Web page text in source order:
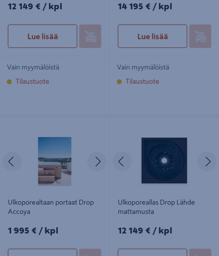
12149€/kpl
12 149 € / kpl
Lue lisää
Vain myymälöistä
Tilaustuote
14195€/kpl
14 195 € / kpl
Lue lisää
Vain myymälöistä
Tilaustuote
Edellinen Seuraava
Ulkoporealtaan portaat Drop
Accoya
1995€/kpl
1 995 € / kpl
Ulkoporeallas Drop Lähde
mattamusta
12149€/kpl
12 149 € / kpl